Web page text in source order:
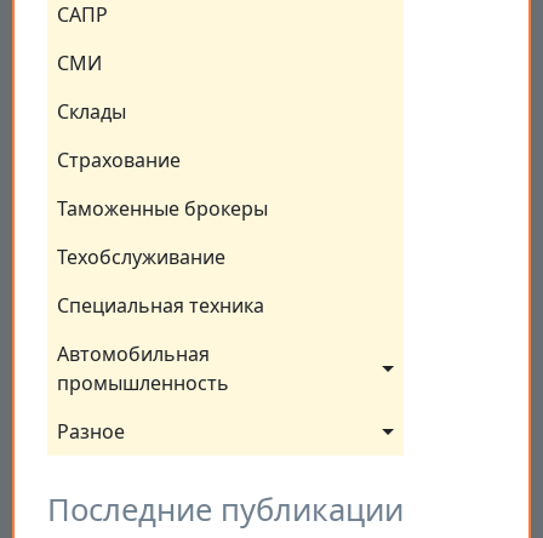
САПР
СМИ
Склады
Страхование
Таможенные брокеры
Техобслуживание
Специальная техника
Автомобильная
промышленность
Разное
Последние публикации